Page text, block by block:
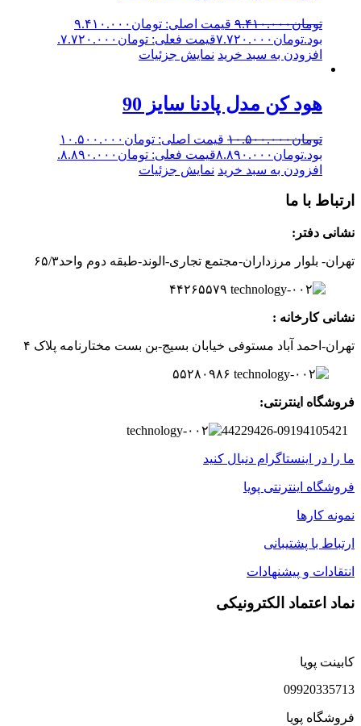
تومان۹.۴۱۰.۰۰۰
قیمت اصلی: تومان۹.۴۱۰.۰۰۰
بود.تومان ۷.۷۲۰.۰۰۰قیمت فعلی: تومان۷.۷۲۰.۰۰۰.
افزودن به سبد خرید نمایش جزئیات
هود کن مدل پادنا سایز 90
تومان۱۰.۵۰۰.۰۰۰
قیمت اصلی: تومان۱۰.۵۰۰.۰۰۰
بود.تومان ۸.۸۹۰.۰۰۰قیمت فعلی: تومان۸.۸۹۰.۰۰۰.
افزودن به سبد خرید نمایش جزئیات
ارتباط با ما
نشانی دفتر:
تهران- بلوار مرزداران-مجتمع تجاری-الوند-طبقه دوم واحد۶ ۵/۳
۲۶۵۵۷۹
نشانی کارخانه :
تهران- احمد آباد مستوفی خیابان بسیج-بن بست مختارنامه پلاک ۴
فروشگاه اینترنتی:
44229426-09194105421
ما را در اینستاگرام دنبال کنید
فروشگاه اینترنتی پویا
نمونه کارها
ارتباط با پشتیبانی
انتقادات و پیشنهادات
نماد اعتماد الکترونیکی
کابینت پویا
09920335713
فروشگاه پویا